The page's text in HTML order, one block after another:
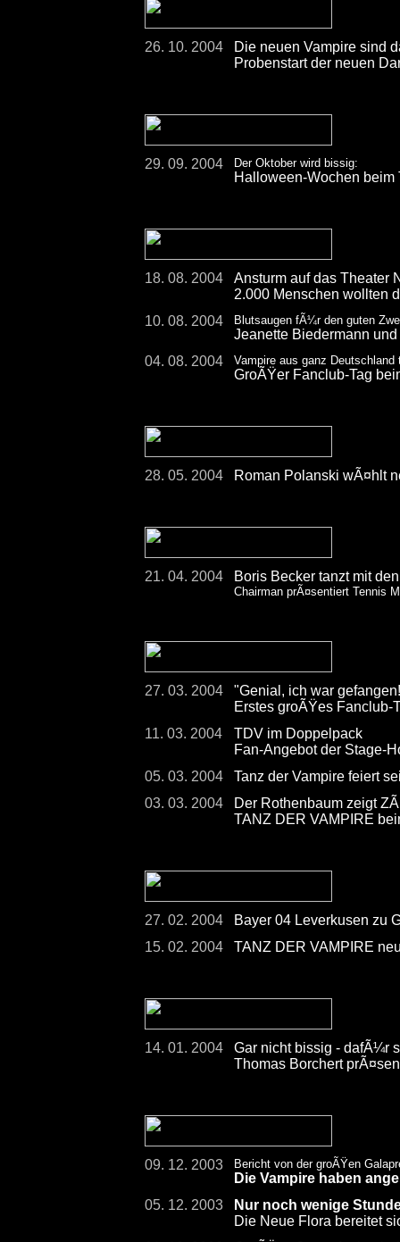
26. 10. 2004
Die neuen Vampire sind
Probenstart der neuen
29. 09. 2004 Der Oktober wird bissig:
Halloween-Wochen
18. 08. 2004
Ansturm auf das Theater
2.000 Menschen wollten
10. 08. 2004
Blutsaugen fÃ¼r den guten
Jeanette Biedermann
04. 08. 2004
Vampire aus ganz
GroÃŸer Fanclub-Tag
28. 05. 2004 Roman Polanski wÃ¤hlt
21. 04. 2004 Boris Becker tanzt mit
Chairman prÃ¤sentiert Tennis
27. 03. 2004
"Genial, ich war
Erstes groÃŸes Fanclub-
11. 03. 2004
TDV im Doppelpack
Fan-Angebot der Stage-
05. 03. 2004
Tanz der Vampire feiert
03. 03. 2004
Der Rothenbaum zeigt
TANZ DER VAMPIRE
27. 02. 2004
Bayer 04 Leverkusen zu
15. 02. 2004
TANZ DER VAMPIRE
14. 01. 2004
Gar nicht bissig - dafÃ¼r
Thomas Borchert
09. 12. 2003 Bericht von der groÃŸen
Die Vampire haben
05. 12. 2003
Nur noch wenige
Die Neue Flora bereitet